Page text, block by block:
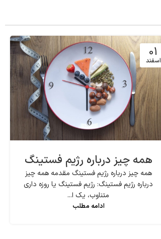
01
اسفند
همه چیز درباره رژیم فستینگ
همه چیز درباره رژیم فستینگ مقدمه همه چیز
درباره رژیم فستینگ: رژیم فستینگ یا روزه داری
متناوب، یک ا...
ادامه مطلب